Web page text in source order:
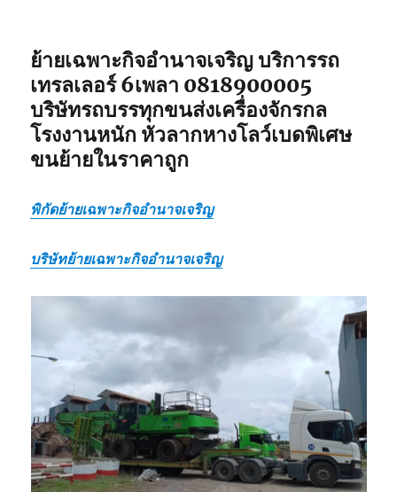
ย้ายเฉพาะกิจอำนาจเจริญบริการรถ
เทรลเลอร์ 6เพลา 0818900005
บริษัทรถบรรทุกขนส่งเครื่องจักรกล
โรงงานหนัก หัวลากหางโลว์เบดพิเศษ
ขนย้ายในราคาถูก
พิกัดย้ายเฉพาะกิจอำนาจเจริญ
บริษัทย้ายเฉพาะกิจอำนาจเจริญ